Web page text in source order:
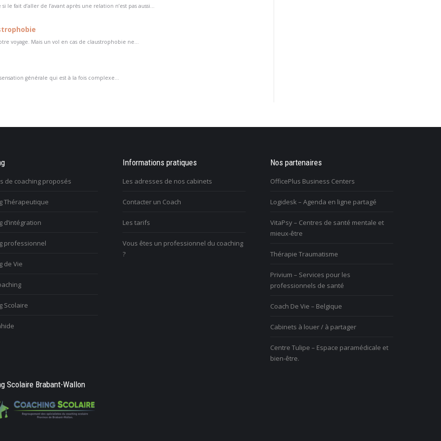
fait d’aller de l’avant après une relation n’est pas aussi...
voyage. Mais un vol en cas de claustrophobie ne...
générale qui est à la fois complexe...
dessus et j’ai
On m’impose une nouvelle façon de
changement et vous êtes mal à
Je suis retraité et je ressens un grand
rendre utile?
changement et vous êtes mal à
J’ai des problèmes relationnels avec
Vous n’arrivez pas à surmonter une
disproportionnée dans une relation
de coaching proposés
Thérapeutique
d’intégration
professionnel
de Vie
Scolaire
Informations pratiques
Les adresses de nos cabinets
Contacter un Coach
Les tarifs
Vous êtes un professionnel du coaching
?
Nos partenaires
OfficePlus Business Centers
Logidesk – Agenda en ligne partagé
VitaPsy – Centres de santé mentale et
mieux-être
Thérapie Traumatisme
Privium – Services pour les
professionnels de santé
Coach De Vie – Belgique
Cabinets à louer / à partager
Centre Tulipe – Espace paramédicale et
bien-être.
Scolaire Brabant-Wallon